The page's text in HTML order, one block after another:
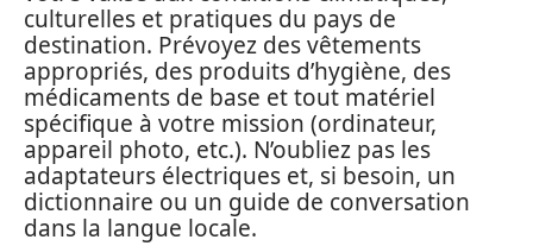
culturelles et pratiques du pays de
destination. Prévoyez des vêtements
appropriés, des produits d’hygiène, des
médicaments de base et tout matériel
spécifique à votre mission (ordinateur,
appareil photo, etc.). N’oubliez pas les
adaptateurs électriques et, si besoin, un
dictionnaire ou un guide de conversation
dans la langue locale.